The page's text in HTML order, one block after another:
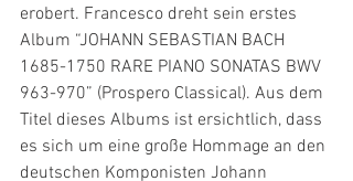
erobert. Francesco dreht sein erstes
Album “JOHANN SEBASTIAN BACH
1685-1750 RARE PIANO SONATAS BWV
963-970” (Prospero Classical). Aus dem
Titel dieses Albums ist ersichtlich, dass
es sich um eine große Hommage an den
deutschen Komponisten Johann